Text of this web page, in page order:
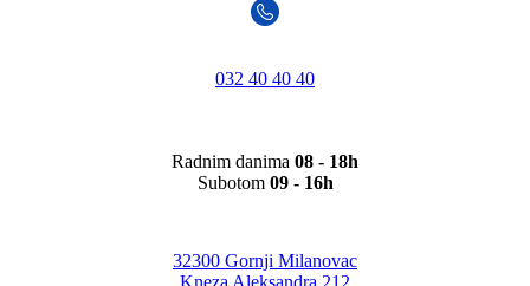
032 40 40 40
Radnim danima 08 - 18h
Subotom 09 - 16h
32300 Gornji Milanovac
Kneza Aleksandra 212